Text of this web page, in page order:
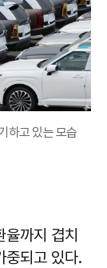
하고 있는 모습
까지 겹치
중되고 있다.